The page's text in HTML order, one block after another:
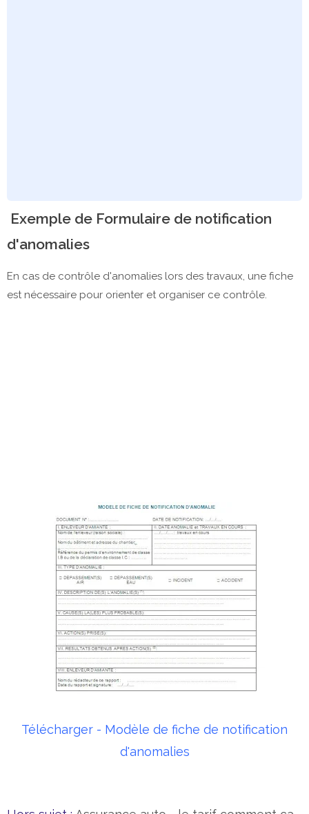
Exemple de Formulaire de notification
d'anomalies
En cas de contrôle d'anomalies lors des travaux, une fiche
est nécessaire pour orienter et organiser ce contrôle.
Télécharger - Modèle de fiche de notification
d'anomalies